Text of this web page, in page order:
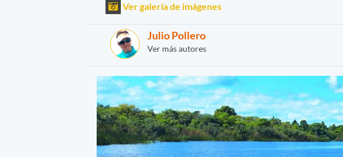
Ver galería de imágenes
Julio Pollero
Ver más autores